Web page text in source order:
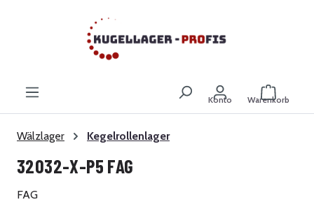
Zum Hauptinhalt springen
Konto Warenkorb
Wälzlager Kegelrollenlager
32032-X-P5 FAG
FAG